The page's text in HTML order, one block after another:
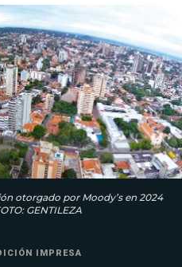
otorgado por Moody’s en 2024
GENTILEZA
IMPRESA